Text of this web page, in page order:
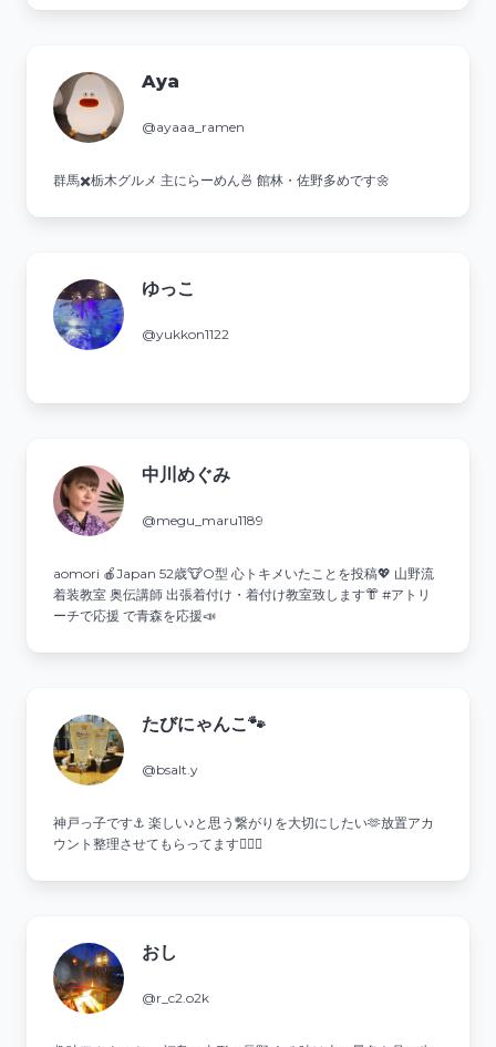
Aya
@ayaaa_ramen
群馬✖️栃木グルメ 主にらーめん🍜 館林・佐野多めです🌼
ゆっこ
@yukkon1122
中川めぐみ
@megu_maru1189
aomori 🍎Japan 52歳🐮O型 心トキメいたことを投稿💖 山野流
着装教室 奥伝講師 出張着付け・着付け教室致します👘 #アトリ
ーチで応援 で青森を応援📣
たびにゃんこ🐾
@bsalt.y
神戸っ子です⚓ 楽しい♪と思う繋がりを大切にしたい🫶放置アカ
ウント整理させてもらってます🙇🏻‍♀️
おし
@r_c2.o2k